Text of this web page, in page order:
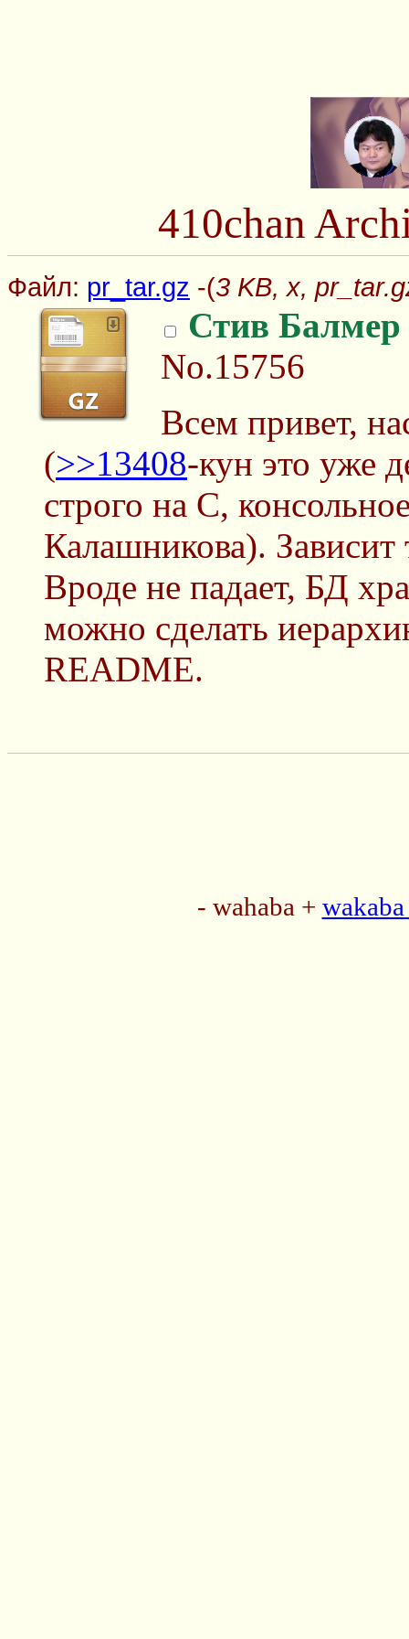
410chan
Файл: pr_tar.gz -(3 KB, x,
Стив Балмер
No.15756
Всем привет,
(>>13408-кун это уже
строго на C,
Калашникова).
Вроде не падает, БД
можно сделать
README.
- wahaba +